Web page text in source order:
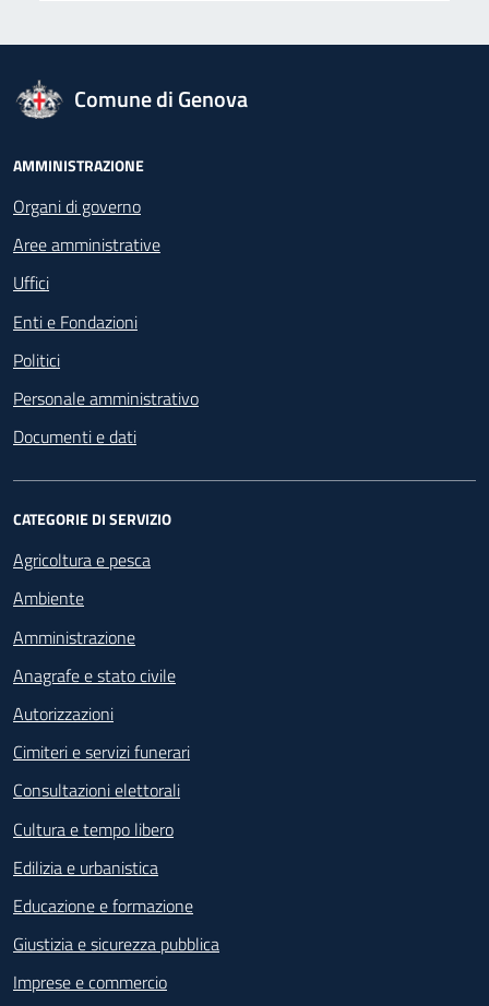
logo Unione Europea
Comune di Genova
Footer - Navigazione
AMMINISTRAZIONE
Organi di governo
Aree amministrative
Uffici
Enti e Fondazioni
Politici
Personale amministrativo
Documenti e dati
CATEGORIE DI SERVIZIO
Agricoltura e pesca
Ambiente
Amministrazione
Anagrafe e stato civile
Autorizzazioni
Cimiteri e servizi funerari
Consultazioni elettorali
Cultura e tempo libero
Edilizia e urbanistica
Educazione e formazione
Giustizia e sicurezza pubblica
Imprese e commercio